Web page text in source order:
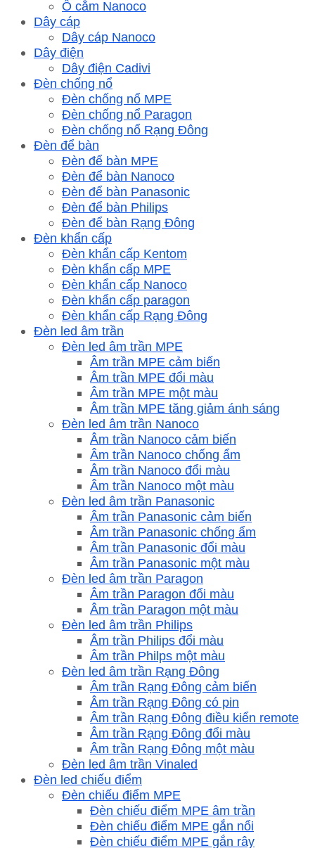
Ổ cắm Nanoco
Dây cáp
Dây cáp Nanoco
Dây điện
Dây điện Cadivi
Đèn chống nổ
Đèn chống nổ MPE
Đèn chống nổ Paragon
Đèn chống nổ Rạng Đông
Đèn để bàn
Đèn để bàn MPE
Đèn để bàn Nanoco
Đèn để bàn Panasonic
Đèn để bàn Philips
Đèn để bàn Rạng Đông
Đèn khẩn cấp
Đèn khẩn cấp Kentom
Đèn khẩn cấp MPE
Đèn khẩn cấp Nanoco
Đèn khẩn cấp paragon
Đèn khẩn cấp Rạng Đông
Đèn led âm trần
Đèn led âm trần MPE
Âm trần MPE cảm biến
Âm trần MPE đổi màu
Âm trần MPE một màu
Âm trần MPE tăng giảm ánh sáng
Đèn led âm trần Nanoco
Âm trần Nanoco cảm biến
Âm trần Nanoco chống ẩm
Âm trần Nanoco đổi màu
Âm trần Nanoco một màu
Đèn led âm trần Panasonic
Âm trần Panasonic cảm biến
Âm trần Panasonic chống ẩm
Âm trần Panasonic đổi màu
Âm trần Panasonic một màu
Đèn led âm trần Paragon
Âm trần Paragon đổi màu
Âm trần Paragon một màu
Đèn led âm trần Philips
Âm trần Philips đổi màu
Âm trần Philps một màu
Đèn led âm trần Rạng Đông
Âm trần Rạng Đông cảm biến
Âm trần Rạng Đông có pin
Âm trần Rạng Đông điều kiển remote
Âm trần Rạng Đông đổi màu
Âm trần Rạng Đông một màu
Đèn led âm trần Vinaled
Đèn led chiếu điểm
Đèn chiếu điểm MPE
Đèn chiếu điểm MPE âm trần
Đèn chiếu điểm MPE gắn nổi
Đèn chiếu điểm MPE gắn rây